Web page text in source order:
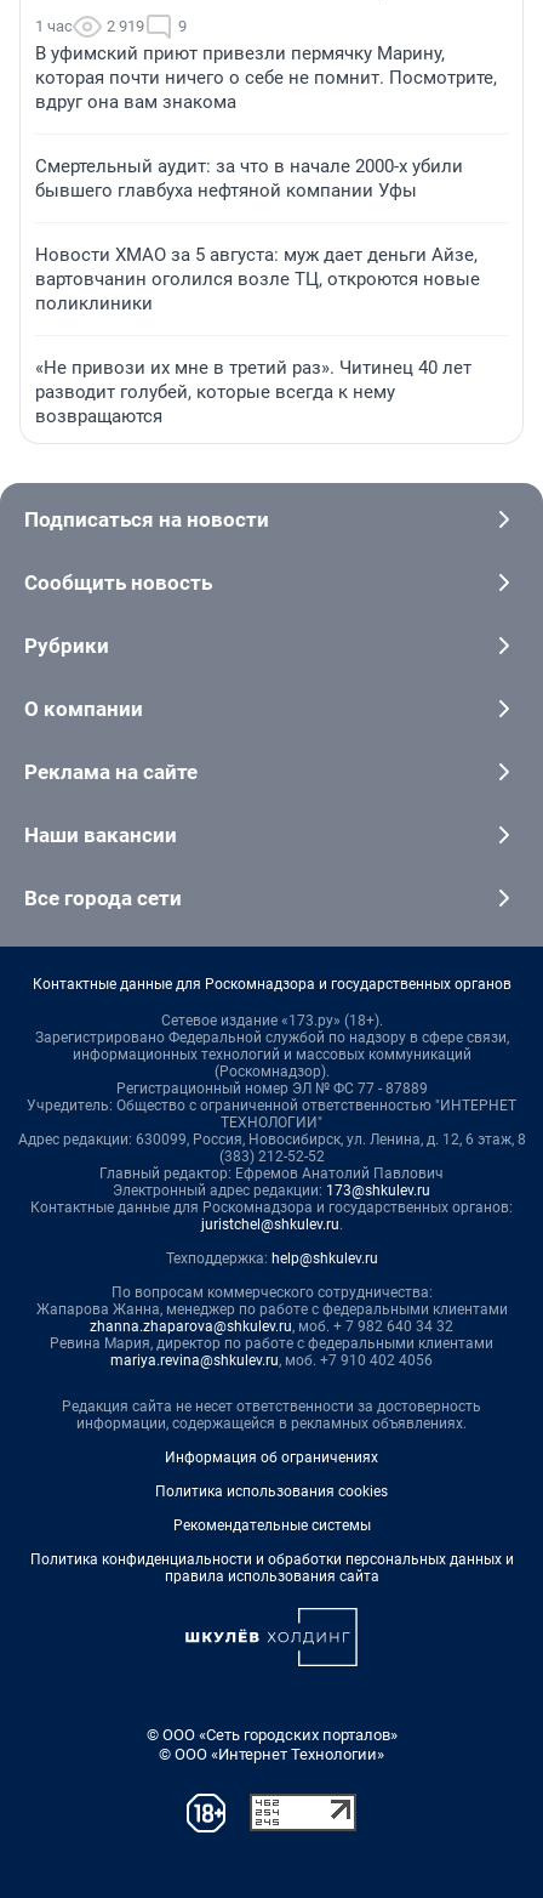
1 час 2 919 9
В уфимский приют привезли пермячку Марину,
которая почти ничего о себе не помнит. Посмотрите,
вдруг она вам знакома
Смертельный аудит: за что в начале 2000-х убили
бывшего главбуха нефтяной компании Уфы
Новости ХМАО за 5 августа: муж дает деньги Айзе,
вартовчанин оголился возле ТЦ, откроются новые
поликлиники
«Не привози их мне в третий раз». Читинец 40 лет
разводит голубей, которые всегда к нему
возвращаются
Подписаться на новости
Сообщить новость
Рубрики
О компании
Реклама на сайте
Наши вакансии
Все города сети
Контактные данные для Роскомнадзора и государственных органов
Сетевое издание «173.ру» (18+).
Зарегистрировано Федеральной службой по надзору в сфере связи,
информационных технологий и массовых коммуникаций
(Роскомнадзор).
Регистрационный номер ЭЛ № ФС 77 - 87889
Учредитель: Общество с ограниченной ответственностью "ИНТЕРНЕТ
ТЕХНОЛОГИИ"
Адрес редакции: 630099, Россия, Новосибирск, ул. Ленина, д. 12, 6 этаж, 8
(383) 212-52-52
Главный редактор: Ефремов Анатолий Павлович
Электронный адрес редакции: 173@shkulev.ru
Контактные данные для Роскомнадзора и государственных органов:
juristchel@shkulev.ru.
Техподдержка: help@shkulev.ru
По вопросам коммерческого сотрудничества:
Жапарова Жанна, менеджер по работе с федеральными клиентами
zhanna.zhaparova@shkulev.ru, моб. + 7 982 640 34 32
Ревина Мария, директор по работе с федеральными клиентами
mariya.revina@shkulev.ru, моб. +7 910 402 4056
Редакция сайта не несет ответственности за достоверность
информации, содержащейся в рекламных объявлениях.
Информация об ограничениях
Политика использования cookies
Рекомендательные системы
Политика конфиденциальности и обработки персональных данных и
правила использования сайта
© ООО «Сеть городских порталов»
© ООО «Интернет Технологии»